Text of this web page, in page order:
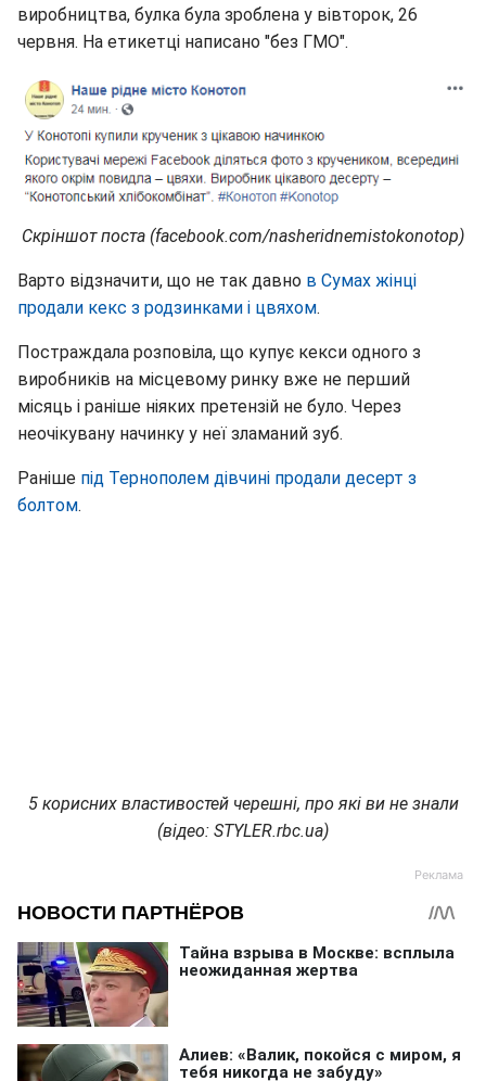
виробництва, булка була зроблена у вівторок, 26
червня. На етикетці написано "без ГМО".
Скріншот поста (facebook.com/nasheridnemistokonotop)
Варто відзначити, що не так давно в Сумах жінці
продали кекс з родзинками і цвяхом.
Постраждала розповіла, що купує кекси одного з
виробників на місцевому ринку вже не перший
місяць і раніше ніяких претензій не було. Через
неочікувану начинку у неї зламаний зуб.
Раніше під Тернополем дівчині продали десерт з
болтом.
5 корисних властивостей черешні, про які ви не знали
(відео: STYLER.rbc.ua)